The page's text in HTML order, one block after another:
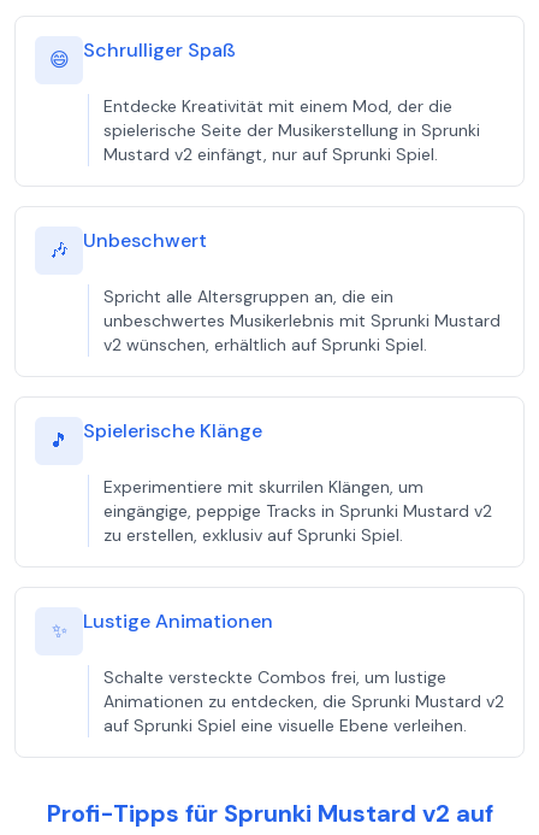
😄 Schrulliger Spaß
Entdecke Kreativität mit einem Mod, der die
spielerische Seite der Musikerstellung in Sprunki
Mustard v2 einfängt, nur auf Sprunki Spiel.
🎶 Unbeschwert
Spricht alle Altersgruppen an, die ein
unbeschwertes Musikerlebnis mit Sprunki Mustard
v2 wünschen, erhältlich auf Sprunki Spiel.
🎵 Spielerische Klänge
Experimentiere mit skurrilen Klängen, um
eingängige, peppige Tracks in Sprunki Mustard v2
zu erstellen, exklusiv auf Sprunki Spiel.
✨ Lustige Animationen
Schalte versteckte Combos frei, um lustige
Animationen zu entdecken, die Sprunki Mustard v2
auf Sprunki Spiel eine visuelle Ebene verleihen.
Profi-Tipps für Sprunki Mustard v2 auf